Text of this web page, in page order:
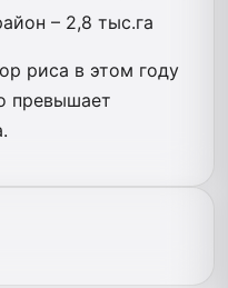
– 2,8 тыс.га
риса в этом году
превышает